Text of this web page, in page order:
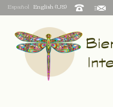
Español English (US)